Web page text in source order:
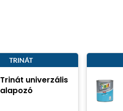
TRINÁT
Trinát univerzális
alapozó